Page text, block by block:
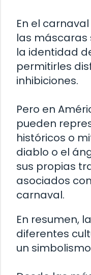
En el
las máscaras
la identidad
permitirles
inhibiciones.
Pero en
pueden
históricos o
diablo o el
sus propias
asociados
carnaval.
En resumen,
diferentes
un